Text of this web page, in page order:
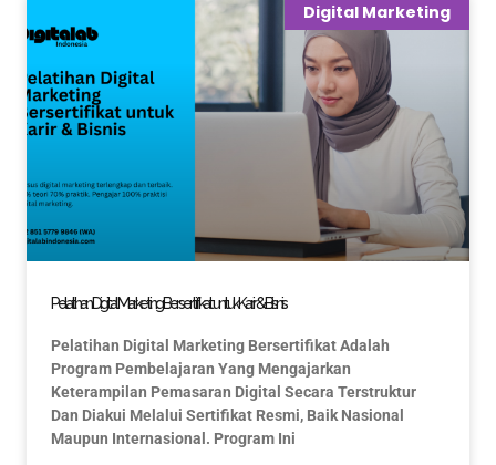
Digital Marketing
Pelatihan Digital Marketing Bersertifikat untuk Karir & Bisnis
Pelatihan Digital Marketing Bersertifikat Adalah
Program Pembelajaran Yang Mengajarkan
Keterampilan Pemasaran Digital Secara Terstruktur
Dan Diakui Melalui Sertifikat Resmi, Baik Nasional
Maupun Internasional. Program Ini